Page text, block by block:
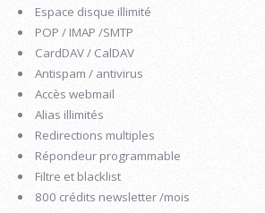
Espace disque illimité
POP / IMAP /SMTP
CardDAV / CalDAV
Antispam / antivirus
Accès webmail
Alias illimités
Redirections multiples
Répondeur programmable
Filtre et blacklist
800 crédits newsletter /mois